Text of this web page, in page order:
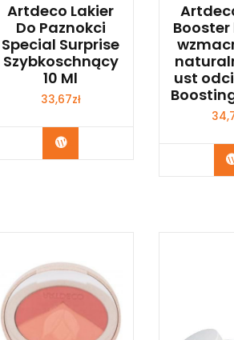
Artdeco Lakier
Do Paznokci
Special Surprise
Szybkoschnący
10 Ml
33,67zł
Zobacz
ust